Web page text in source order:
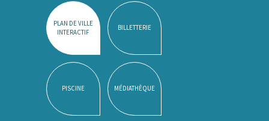
PLAN DE VILLE
INTERACTIF
BILLETTERIE
PISCINE MÉDIATHÈQUE